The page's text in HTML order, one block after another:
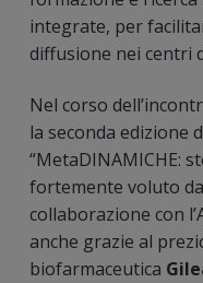
integrate, per
diffusione nei centri
Nel corso
la seconda edizione
“MetaDINAMICHE:
fortemente voluto da
collaborazione con
anche grazie al
biofarmaceutica